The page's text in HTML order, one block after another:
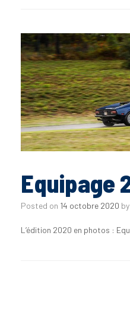
Equipage
Posted on 14 octobre 2020 by
L’édition 2020 en photos :